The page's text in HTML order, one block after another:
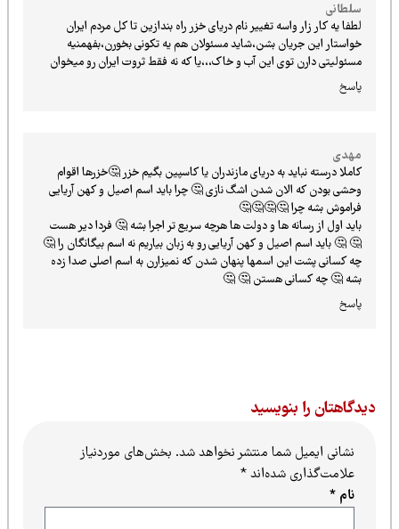
سلطانی
لطفا یه کار زار واسه تغییر نام دریای خزر راه بندازین تا کل مردم ایران
خواستار این جریان بشن،شاید مسئولان هم یه تکونی بخورن،بفهمنیه
مسئولیتی دارن توی این آب و خاک،،،یا که نه فقط ثروت ایران رو میخوان
کاملا درسته نباید به دریای مازندران یا کاسپین بگیم خزر 🤔خزرها اقوام
وحشی بودن که الان شدن اشگ نازی 🤔 چرا باید اسم اصیل و کهن آریایی
فراموش بشه چرا 🤔🤔🤔🤔
باید اول از رسانه ها و دولت ها هرچه سریع تر اجرا بشه 🤔 فردا دیر هست
🤔 🤔 باید اسم اصیل و کهن آریایی رو به زبان بیاریم نه اسم بیگانگان را 🤔
چه کسانی پشت این اسمها پنهان شدن که نمیزارن به اسم اصلی صدا زده
بشه 🤔 چه کسانی هستن 🤔 🤔
را بنویسید
نشانی ایمیل شما منتشر نخواهد شد.بخش‌های موردنیاز
علامت‌گذاری شده‌اند*